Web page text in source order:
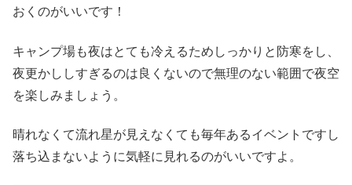
おくのがいいです！
キャンプ場も夜はとても冷えるためしっかりと防寒をし、
夜更かししすぎるのは良くないので無理のない範囲で夜空
を楽しみましょう。
晴れなくて流れ星が見えなくても毎年あるイベントですし
落ち込まないように気軽に見れるのがいいですよ。